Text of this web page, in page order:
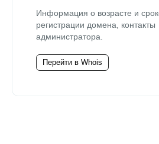
Информация о возрасте и
регистрации домена, контакты
администратора.
Перейти в Whois